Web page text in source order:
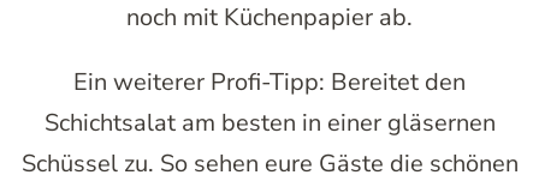
noch mit Küchenpapier ab.
Ein weiterer Profi-Tipp: Bereitet den
Schichtsalat am besten in einer gläsernen
Schüssel zu. So sehen eure Gäste die schönen